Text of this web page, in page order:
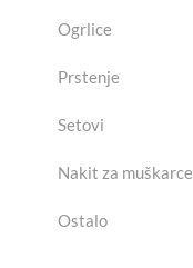
Ogrlice
Prstenje
Setovi
Nakit za muškarce
Ostalo